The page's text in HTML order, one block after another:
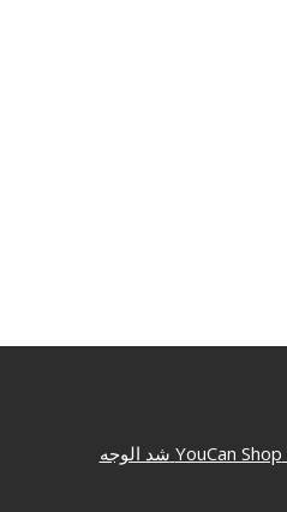
YouCan Shop شد الوجه